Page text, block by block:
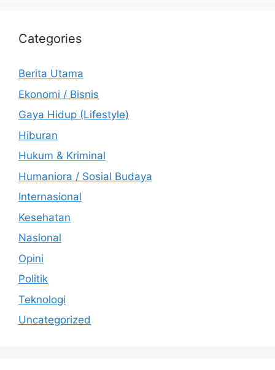
Categories
Berita Utama
Ekonomi / Bisnis
Gaya Hidup (Lifestyle)
Hiburan
Hukum & Kriminal
Humaniora / Sosial Budaya
Internasional
Kesehatan
Nasional
Opini
Politik
Teknologi
Uncategorized